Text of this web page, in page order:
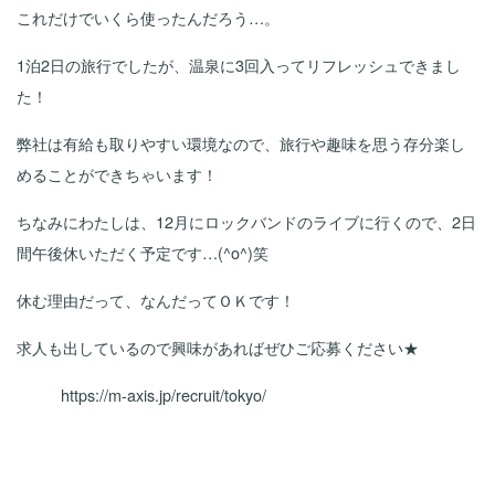
これだけでいくら使ったんだろう…。
1泊2日の旅行でしたが、温泉に3回入ってリフレッシュできまし
た！
弊社は有給も取りやすい環境なので、旅行や趣味を思う存分楽し
めることができちゃいます！
ちなみにわたしは、12月にロックバンドのライブに行くので、2日
間午後休いただく予定です…(^o^)笑
休む理由だって、なんだってＯＫです！
求人も出しているので興味があればぜひご応募ください★
https://m-axis.jp/recruit/tokyo/